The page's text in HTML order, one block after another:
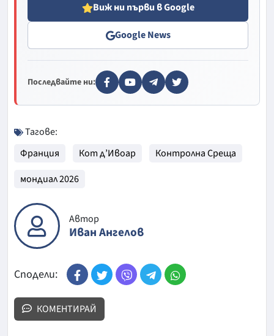
Виж ни първи в Google
Google News
Последвайте ни:
Тагове:
Франция
Кот д’Ивоар
Контролна Среща
мондиал 2026
Автор
Иван Ангелов
Сподели:
КОМЕНТИРАЙ